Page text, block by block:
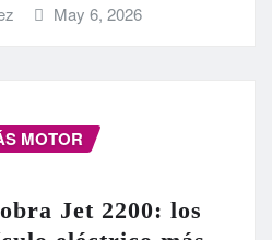
May 6, 2026
MOTOR
Jet 2200: los